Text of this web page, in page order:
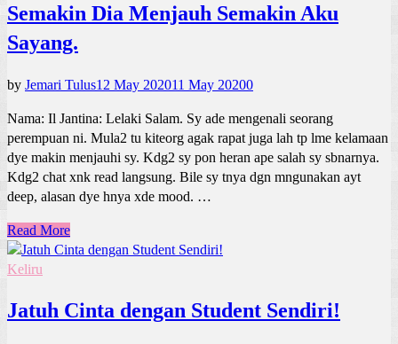
Semakin Dia Menjauh Semakin Aku
Sayang.
by Jemari Tulus12 May 202011 May 20200
Nama: Il Jantina: Lelaki Salam. Sy ade mengenali seorang
perempuan ni. Mula2 tu kiteorg agak rapat juga lah tp lme kelamaan
dye makin menjauhi sy. Kdg2 sy pon heran ape salah sy sbnarnya.
Kdg2 chat xnk read langsung. Bile sy tnya dgn mngunakan ayt
deep, alasan dye hnya xde mood. …
Read More
Keliru
Jatuh Cinta dengan Student Sendiri!